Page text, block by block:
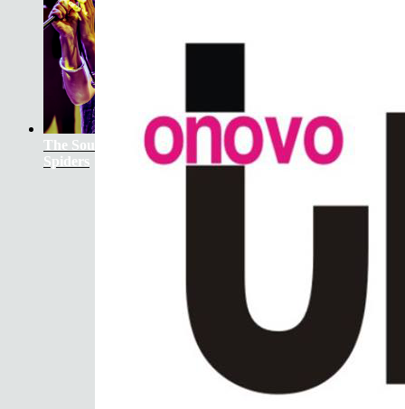
The Soundtrack Of Our Lives +
Spiders